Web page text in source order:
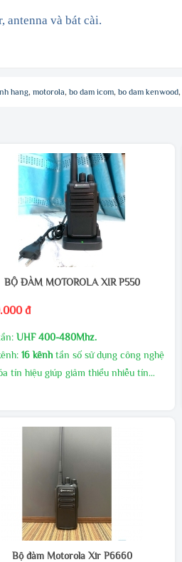
antenna và bát cài.
hang, motorola, bo dam icom, bo dam kenwood,
BỘ ĐÀM MOTOROLA XIR P550
đ
UHF 400-480Mhz.
16 kênh tần số sử dụng công nghệ
tín hiệu giúp giảm thiểu nhiễu tín
SỐ LƯỢNG CHIẾT KHẤU CAO
HÊ TRỰC TIẾP ĐỂ CÓ GIÁ ƯU ĐÃI
Bộ đàm Motorola Xir P6660